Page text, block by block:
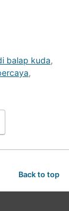
balap kuda,
,
Back to top